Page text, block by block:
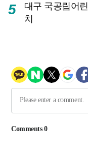
5
대구 국공립어
치